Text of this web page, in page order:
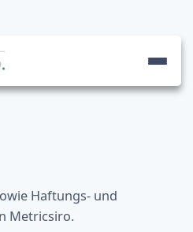
Haftungs- und
Metricsiro.